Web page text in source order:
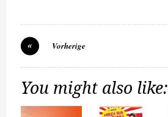
Vorherige
You might also like: